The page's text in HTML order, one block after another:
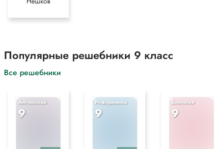
Популярные решебники 9 класс
Все решебники
Английский
9
Информатика
9
Биология
9